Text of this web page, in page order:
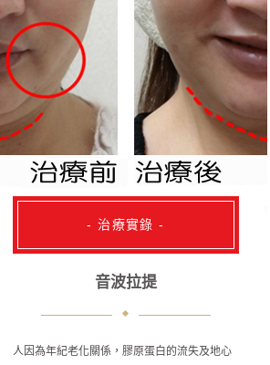
- 治療實錄 -
音波拉提
人因為年紀老化關係，膠原蛋白的流失及地心